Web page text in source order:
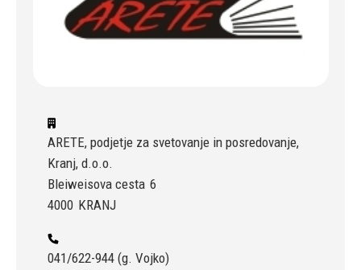
ARETE, podjetje za svetovanje in posredovanje,
Kranj, d.o.o.
Bleiweisova cesta 6
4000 KRANJ
041/622-944 (g. Vojko)